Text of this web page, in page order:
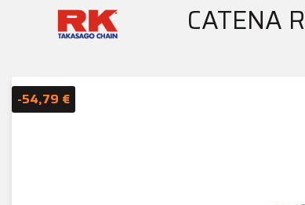
CATENA
-54,79 €